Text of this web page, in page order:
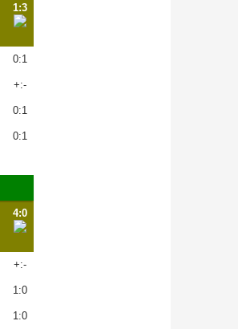
1:3
0:1
+:-
0:1
0:1
4:0
+:-
1:0
1:0